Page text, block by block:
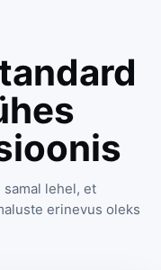
lehel, et
erinevus oleks